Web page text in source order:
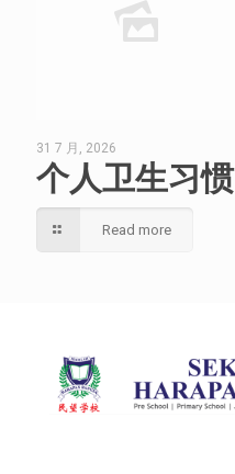
31 7 月, 2026
个人卫生习惯
Read more